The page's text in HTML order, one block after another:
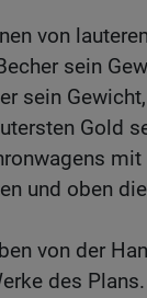
von
sein
sein Gewicht,
Gold
mit
und oben
von der
des Plans.